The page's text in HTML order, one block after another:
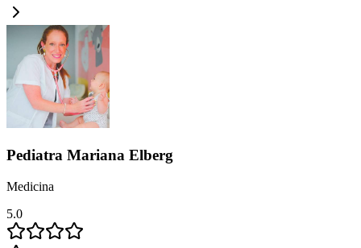
Pediatra Mariana Elberg
Medicina
5.0